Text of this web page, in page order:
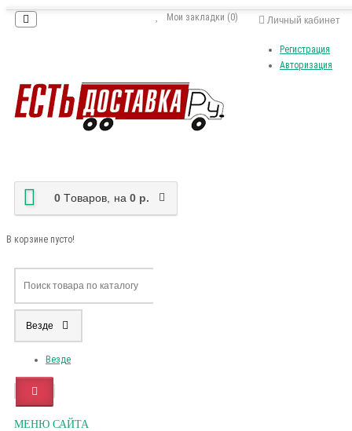
Личный кабинет
Регистрация
Авторизация
Мои закладки (0)
0 Tоваров, на 0 р.
В корзине пусто!
Везде
Везде
МЕНЮ САЙТА